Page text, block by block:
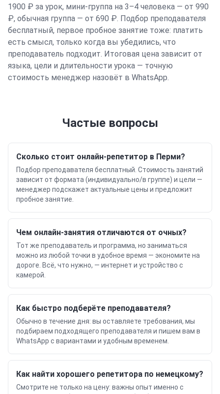
1900 ₽ за урок, мини-группа на 3–4 человека — от 990
₽, обычная группа — от 690 ₽. Подбор преподавателя
бесплатный, первое пробное занятие тоже: платить
есть смысл, только когда вы убедились, что
преподаватель подходит. Итоговая цена зависит от
языка, цели и длительности урока — точную
стоимость менеджер назовёт в WhatsApp.
Частые вопросы
Сколько стоит онлайн-репетитор в Перми?
Подбор преподавателя бесплатный. Стоимость занятий
зависит от формата (индивидуально/в группе) и цели —
менеджер подскажет актуальные цены и предложит
пробное занятие.
Чем онлайн-занятия отличаются от очных?
Тот же преподаватель и программа, но заниматься
можно из любой точки в удобное время — экономите на
дороге. Всё, что нужно, — интернет и устройство с
камерой.
Как быстро подберёте преподавателя?
Обычно в течение дня: вы оставляете требования, мы
подбираем подходящего преподавателя и пишем вам в
WhatsApp с вариантами и удобным временем.
Как найти хорошего репетитора по немецкому?
Смотрите не только на цену: важны опыт именно с